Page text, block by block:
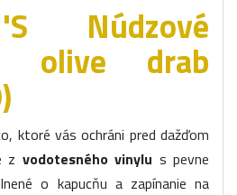
Núdzové
olive drab
ktoré vás ochráni pred dažďom
z vodotesného vinylu s pevne
o kapucňu a zapínanie na